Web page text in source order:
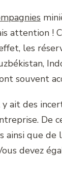
attention !
les
souvent
ait des
De
ainsi que
devez